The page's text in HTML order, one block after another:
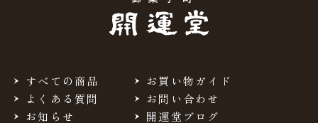
すべての商品
お買い物ガイド
よくある質問
お問い合わせ
お知らせ
開運堂ブログ